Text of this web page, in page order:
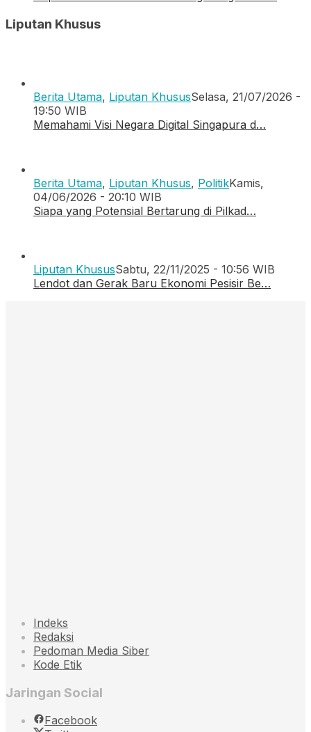
Liputan Khusus
Berita Utama, Liputan KhususSelasa, 21/07/2026 -
19:50 WIB
Memahami Visi Negara Digital Singapura d…
Berita Utama, Liputan Khusus, PolitikKamis,
04/06/2026 - 20:10 WIB
Siapa yang Potensial Bertarung di Pilkad…
Liputan KhususSabtu, 22/11/2025 - 10:56 WIB
Lendot dan Gerak Baru Ekonomi Pesisir Be…
Indeks
Redaksi
Pedoman Media Siber
Kode Etik
Jaringan Social
Facebook